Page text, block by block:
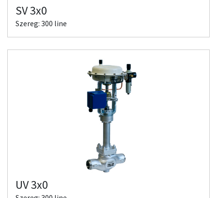
SV 3x0
Szereg: 300 line
UV 3x0